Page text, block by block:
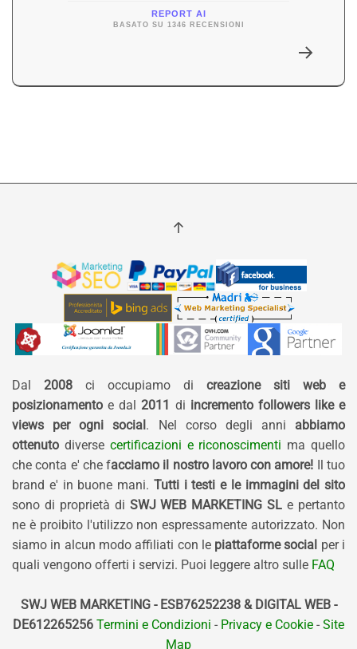
REPORT AI
BASATO SU 1346 RECENSIONI
Dal 2008 ci occupiamo di creazione siti web e
posizionamento e dal 2011 di incremento followers like e
views per ogni social . Nel corso degli anni abbiamo
ottenuto diverse certificazioni e riconoscimenti ma quello
che conta e' che facciamo il nostro lavoro con amore! Il tuo
brand e' in buone mani. Tutti i testi e le immagini del sito
sono di proprietà di SWJ WEB MARKETING SL e pertanto
ne è proibito l'utilizzo non espressamente autorizzato. Non
siamo in alcun modo affiliati con le piattaforme social per i
quali vengono offerti i servizi. Puoi leggere altro sulle FAQ
SWJ WEB MARKETING - ESB76252238 & DIGITAL WEB -
DE612265256 Termini e Condizioni - Privacy e Cookie - Site
Map